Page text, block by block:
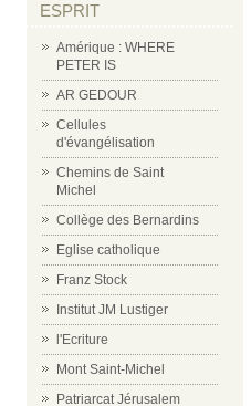
ESPRIT
Amérique : WHERE
PETER IS
AR GEDOUR
Cellules
d'évangélisation
Chemins de Saint
Michel
Collège des Bernardins
Eglise catholique
Franz Stock
Institut JM Lustiger
l'Ecriture
Mont Saint-Michel
Patriarcat Jérusalem